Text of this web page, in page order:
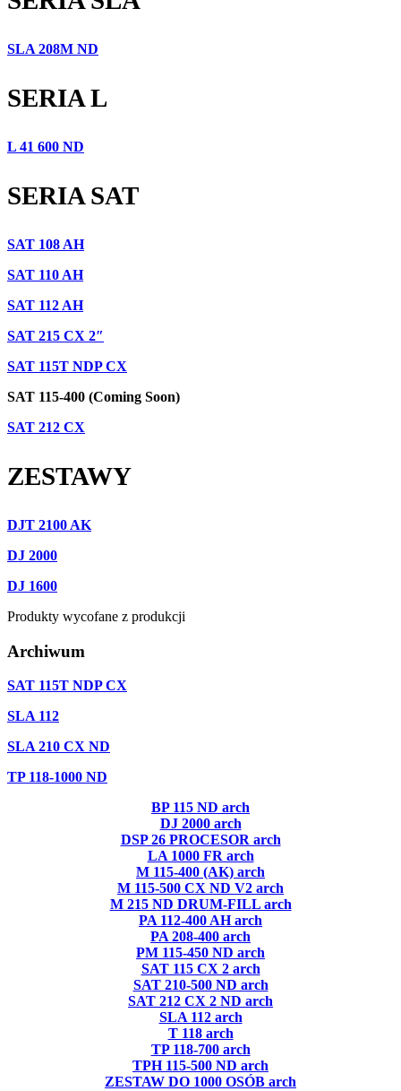
SLA 208M ND
SERIA L
L 41 600 ND
SERIA SAT
SAT 108 AH
SAT 110 AH
SAT 112 AH
SAT 215 CX 2″
SAT 115T NDP CX
SAT 115-400 (Coming Soon)
SAT 212 CX
ZESTAWY
DJT 2100 AK
DJ 2000
DJ 1600
Produkty wycofane z produkcji
Archiwum
SAT 115T NDP CX
SLA 112
SLA 210 CX ND
TP 118-1000 ND
BP 115 ND arch
DJ 2000 arch
DSP 26 PROCESOR arch
LA 1000 FR arch
M 115-400 (AK) arch
M 115-500 CX ND V2 arch
M 215 ND DRUM-FILL arch
PA 112-400 AH arch
PA 208-400 arch
PM 115-450 ND arch
SAT 115 CX 2 arch
SAT 210-500 ND arch
SAT 212 CX 2 ND arch
SLA 112 arch
T 118 arch
TP 118-700 arch
TPH 115-500 ND arch
ZESTAW DO 1000 OSÓB arch